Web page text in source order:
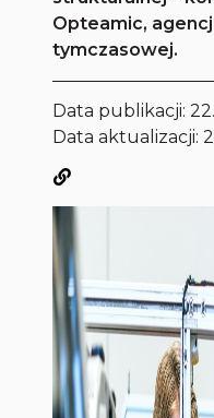
Opteamic,
tymczasowej.
Data publikacji:
Data aktualizacji: